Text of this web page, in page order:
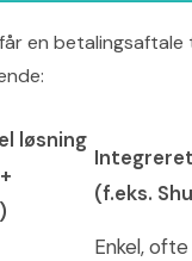
en betalingsaftale
løsning
(f.eks.
Enkel,